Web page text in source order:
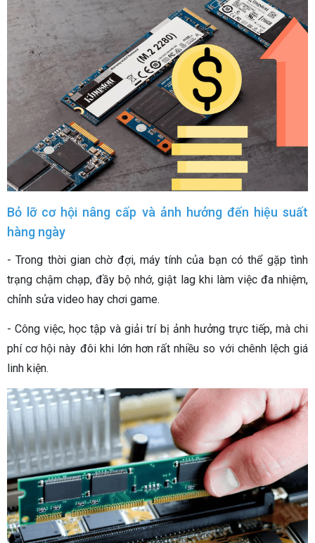
Bỏ lỡ cơ hội nâng cấp và ảnh hưởng đến hiệu suất
hàng ngày
- Trong thời gian chờ đợi, máy tính của bạn có thể gặp tình
trạng chậm chạp, đầy bộ nhớ, giật lag khi làm việc đa nhiệm,
chỉnh sửa video hay chơi game.
- Công việc, học tập và giải trí bị ảnh hưởng trực tiếp, mà chi
phí cơ hội này đôi khi lớn hơn rất nhiều so với chênh lệch giá
linh kiện.